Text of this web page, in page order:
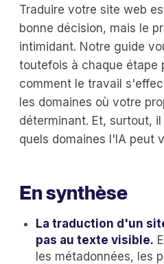
Traduire votre site web
bonne décision, mais le
intimidant. Notre guide
toutefois à chaque étape
comment le travail
les domaines où votre
déterminant. Et, surtout,
quels domaines l'IA peut
En synthèse
La traduction d'un
pas au texte visible.
les métadonnées, les